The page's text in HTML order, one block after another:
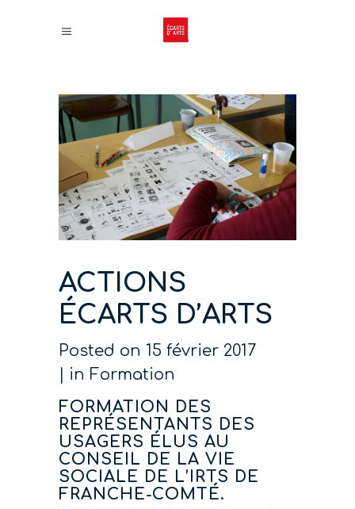
ACTIONS
ÉCARTS D’ARTS
Posted on 15 février 2017
in Formation
FORMATION DES
REPRÉSENTANTS DES
USAGERS ÉLUS AU
CONSEIL DE LA VIE
SOCIALE DE L’IRTS DE
FRANCHE-COMTÉ.